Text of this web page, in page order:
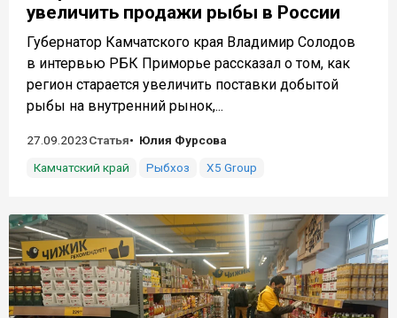
увеличить продажи рыбы в России
Губернатор Камчатского края Владимир Солодов
в интервью РБК Приморье рассказал о том, как
регион старается увеличить поставки добытой
рыбы на внутренний рынок,...
27.09.2023Статья
Юлия Фурсова
Камчатский край
Рыбхоз X5 Group